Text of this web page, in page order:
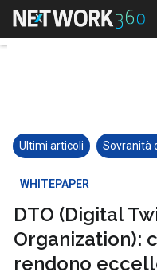
Ultimi articoli Sovranità
WHITEPAPER
DTO (Digital
Organization):
rendono